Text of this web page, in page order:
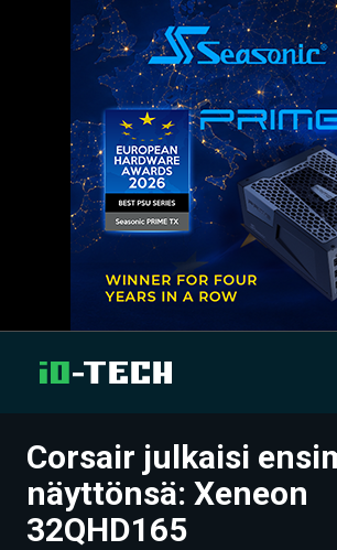
UUTISET
ARTIKKELIT
Corsair julkaisi
näyttönsä: Xeneon
32QHD165